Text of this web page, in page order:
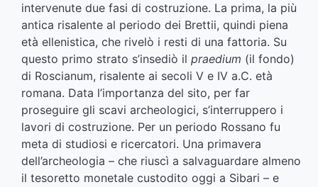
intervenute due fasi di costruzione. La prima, la più
antica risalente al periodo dei Brettii, quindi piena
età ellenistica, che rivelò i resti di una fattoria. Su
questo primo strato s’insediò il praedium (il fondo)
di Roscianum, risalente ai secoli V e IV a.C. età
romana. Data l’importanza del sito, per far
proseguire gli scavi archeologici, s’interruppero i
lavori di costruzione. Per un periodo Rossano fu
meta di studiosi e ricercatori. Una primavera
dell’archeologia – che riuscì a salvaguardare almeno
il tesoretto monetale custodito oggi a Sibari – e